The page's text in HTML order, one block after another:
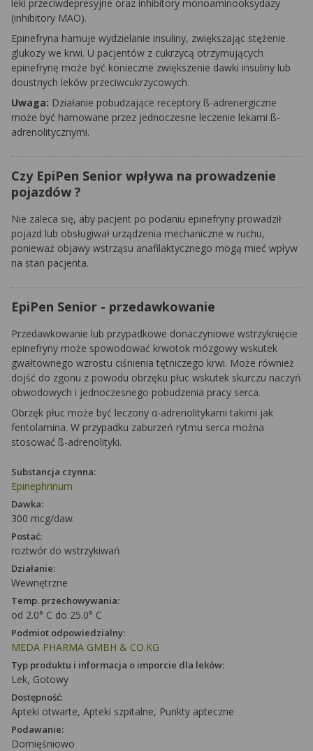
leki przeciwdepresyjne oraz inhibitory monoaminooksydazy
(inhibitory MAO).
Epinefryna hamuje wydzielanie insuliny, zwiększając stężenie
glukozy we krwi. U pacjentów z cukrzycą otrzymujących
epinefrynę może być konieczne zwiększenie dawki insuliny lub
doustnych leków przeciwcukrzycowych.
Uwaga: Działanie pobudzające receptory ß-adrenergiczne
może być hamowane przez jednoczesne leczenie lekami ß-
adrenolitycznymi.
Czy EpiPen Senior wpływa na prowadzenie
pojazdów ?
Nie zaleca się, aby pacjent po podaniu epinefryny prowadził
pojazd lub obsługiwał urządzenia mechaniczne w ruchu,
ponieważ objawy wstrząsu anafilaktycznego mogą mieć wpływ
na stan pacjenta.
EpiPen Senior - przedawkowanie
Przedawkowanie lub przypadkowe donaczyniowe wstrzyknięcie
epinefryny może spowodować krwotok mózgowy wskutek
gwałtownego wzrostu ciśnienia tętniczego krwi. Może również
dojść do zgonu z powodu obrzęku płuc wskutek skurczu naczyń
obwodowych i jednoczesnego pobudzenia pracy serca.
Obrzęk płuc może być leczony α-adrenolitykami takimi jak
fentolamina. W przypadku zaburzeń rytmu serca można
stosować ß-adrenolityki.
Substancja czynna:
Epinephrinum
Dawka:
300 mcg/daw.
Postać:
roztwór do wstrzykiwań
Działanie:
Wewnętrzne
Temp. przechowywania:
od 2.0° C do 25.0° C
Podmiot odpowiedzialny:
MEDA PHARMA GMBH & CO.KG
Typ produktu i informacja o imporcie dla leków:
Lek, Gotowy
Dostępność:
Apteki otwarte, Apteki szpitalne, Punkty apteczne
Podawanie:
Domięśniowo